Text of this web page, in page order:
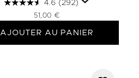
4.6 (292)
51,00 €
AJOUTER AU PANIER